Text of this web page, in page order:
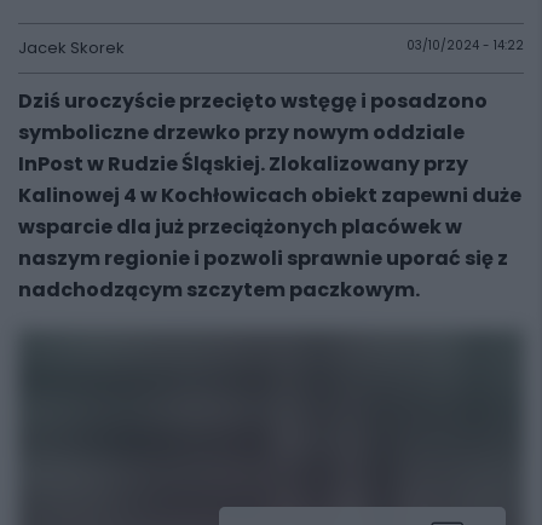
Jacek Skorek 03/10/2024 - 14:22
Dziś uroczyście przecięto wstęgę i posadzono
symboliczne drzewko przy nowym oddziale
InPost w Rudzie Śląskiej. Zlokalizowany przy
Kalinowej 4 w Kochłowicach obiekt zapewni duże
wsparcie dla już przeciążonych placówek w
naszym regionie i pozwoli sprawnie uporać się z
nadchodzącym szczytem paczkowym.